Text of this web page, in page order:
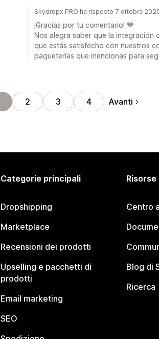
Skydropx PRO ha risposto 7 ottobre
¡Gracias por tu comentario! 💙
Nos alegra saber que la
que estás satisfecho con nuestros
paqueterías que mencionas para
2 3 4 Avanti
Categorie principali
Dropshipping
Marketplace
Recensioni dei prodotti
Upselling e pacchetti di
prodotti
Email marketing
SEO
Risorse
Centro
Blog di
Ricerca